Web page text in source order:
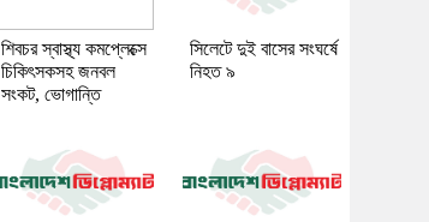
শিবচর স্বাস্থ্য কমপ্লেক্সে
চিকিৎসকসহ জনবল
সংকট, ভোগান্তি
সিলেটে দুই বাসের সংঘর্ষে
নিহত ৯